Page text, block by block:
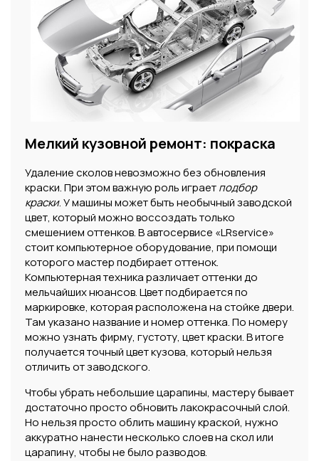
Мелкий кузовной ремонт: покраска
Удаление сколов невозможно без обновления
краски. При этом важную роль играетподбор
краски. У машины может быть необычный заводской
цвет, который можно воссоздать только
смешением оттенков. В автосервисе «LRservice»
стоит компьютерное оборудование, при помощи
которого мастер подбирает оттенок.
Компьютерная техника различает оттенки до
мельчайших нюансов. Цвет подбирается по
маркировке, которая расположена на стойке двери.
Там указано название и номер оттенка. По номеру
можно узнать фирму, густоту, цвет краски. В итоге
получается точный цвет кузова, который нельзя
отличить от заводского.
Чтобы убрать небольшие царапины, мастеру бывает
достаточно просто обновить лакокрасочный слой.
Но нельзя просто облить машину краской, нужно
аккуратно нанести несколько слоев на скол или
царапину, чтобы не было разводов.